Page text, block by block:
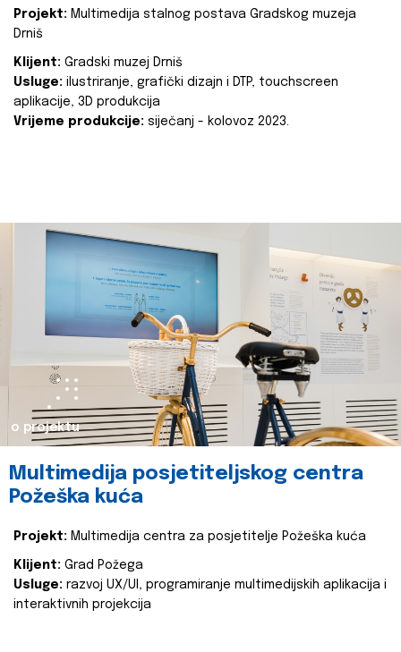
Projekt: Multimedija stalnog postava Gradskog muzeja
Drniš
Klijent: Gradski muzej Drniš
Usluge: ilustriranje, grafički dizajn i DTP, touchscreen
aplikacije, 3D produkcija
Vrijeme produkcije: siječanj - kolovoz 2023.
o projektu
Multimedija posjetiteljskog centra
Požeška kuća
Projekt: Multimedija centra za posjetitelje Požeška kuća
Klijent: Grad Požega
Usluge: razvoj UX/UI, programiranje multimedijskih aplikacija i
interaktivnih projekcija